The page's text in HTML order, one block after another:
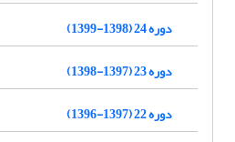
دوره 24 (1398-1399)
دوره 23 (1397-1398)
دوره 22 (1397-1396)